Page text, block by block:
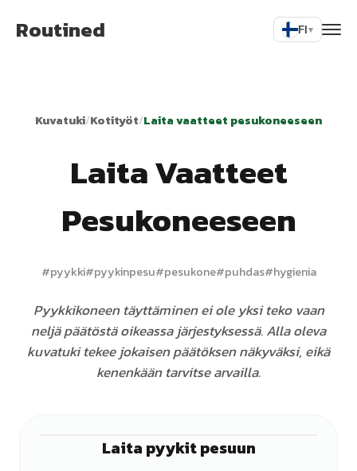
Routined FI▾
Kuvatuki/Kotityöt/Laita vaatteet pesukoneeseen
Laita Vaatteet
Pesukoneeseen
#pyykki#pyykinpesu#pesukone#puhdas#hygienia
Pyykkikoneen täyttäminen ei ole yksi teko vaan
neljä päätöstä oikeassa järjestyksessä. Alla oleva
kuvatuki tekee jokaisen päätöksen näkyväksi, eikä
kenenkään tarvitse arvailla.
Laita pyykit pesuun